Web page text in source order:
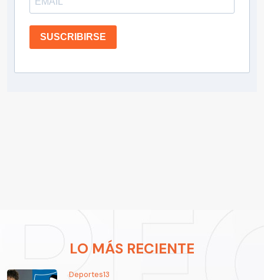
SUSCRIBIRSE
LO MÁS RECIENTE
Deportes13